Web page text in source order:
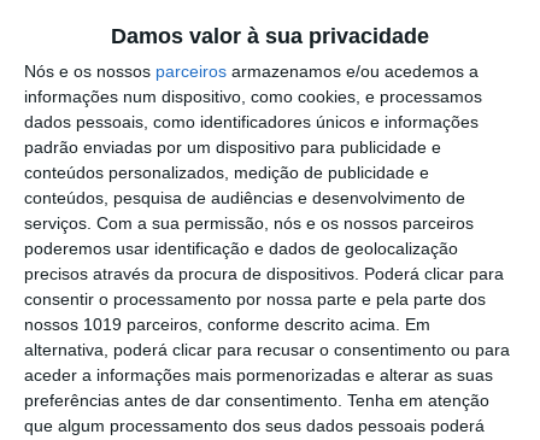
Damos valor à sua privacidade
Nós e os nossos parceiros armazenamos e/ou acedemos a
informações num dispositivo, como cookies, e processamos
dados pessoais, como identificadores únicos e informações
padrão enviadas por um dispositivo para publicidade e
conteúdos personalizados, medição de publicidade e
conteúdos, pesquisa de audiências e desenvolvimento de
serviços. Com a sua permissão, nós e os nossos parceiros
poderemos usar identificação e dados de geolocalização
precisos através da procura de dispositivos. Poderá clicar para
consentir o processamento por nossa parte e pela parte dos
nossos 1019 parceiros, conforme descrito acima. Em
alternativa, poderá clicar para recusar o consentimento ou para
aceder a informações mais pormenorizadas e alterar as suas
preferências antes de dar consentimento. Tenha em atenção
que algum processamento dos seus dados pessoais poderá
ESPECIAIS NOTÍCIAS
Dia Mundial da Atividade Física: Pedro
Candeias alerta para os perigos do
sedentarismo (C/ÁUDIO)
Carla Aguiã 06-04-2026